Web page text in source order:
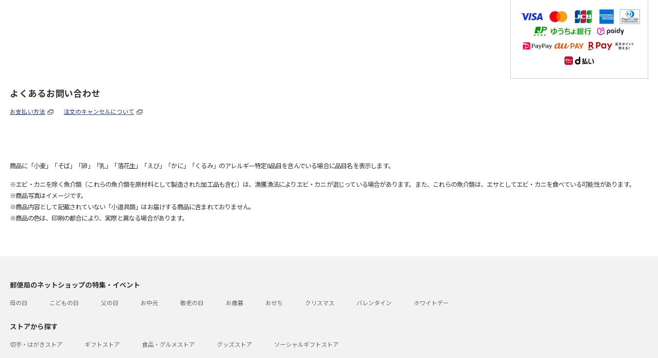
よくあるお問い合わせ
お支払い方法 注文のキャンセルについて
商品に「小麦」「そば」「卵」「乳」「落花生」「えび」「かに」「くるみ」のアレルギー特定8品目を含んでいる場合に品目名を表示します。
※エビ・カニを除く魚介類（これらの魚介類を原材料として製造された加工品も含む）は、漁獲漁法によりエビ・カニが混じっている場合があります。また、これらの魚介類は、エサとしてエビ・カニを食べている可能性があります。
※商品写真はイメージです。
※商品内容として記載されていない「小道具類」はお届けする商品に含まれておりません。
※商品の色は、印刷の都合により、実際と異なる場合があります。
郵便局のネットショップの特集・イベント
母の日 こどもの日 父の日 お中元 敬老の日 お歳暮 おせち クリスマス バレンタイン ホワイトデー
ストアから探す
切手・はがきストア ギフトストア 食品・グルメストア グッズストア ソーシャルギフトストア